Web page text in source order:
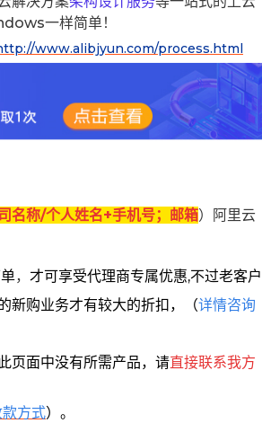
一样简单！
www.alibjyun.com/process.html
名称/个人姓名+手机号；邮箱）阿里云
， 才可享受代理商专属优惠,不过老客户
购业务才有较大的折扣，
（详情咨询
页面中没有所需产品，请直接联系我方
方式）。